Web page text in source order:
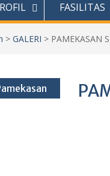
FASILITAS
> GALERI > PAMEKASAN